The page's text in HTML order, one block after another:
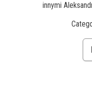
innymi